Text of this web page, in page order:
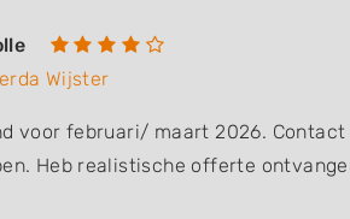
Wijster
voor februari/ maart 2026.
Heb realistische offerte